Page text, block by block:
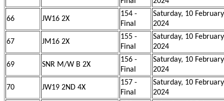
66 JW16 2X
154 -
Final
Saturday, 10 February
2024
67 JM16 2X
155 -
Final
Saturday, 10 February
2024
69 SNR M/W B 2X
156 -
Final
Saturday, 10 February
2024
70 JW19 2ND 4X
157 -
Final
Saturday, 10 February
2024